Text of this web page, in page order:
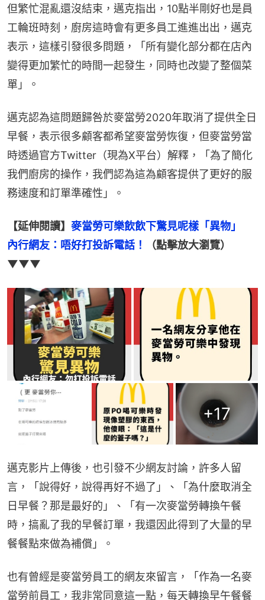
但繁忙混亂還沒結束，邁克指出，10點半剛好也是員
工輪班時刻，廚房這時會有更多員工進進出出，邁克
表示，這樣引發很多問題，「所有變化部分都在店內
變得更加繁忙的時間一起發生，同時也改變了整個菜
單」。
邁克認為這問題歸咎於麥當勞2020年取消了提供全日
早餐，表示很多顧客都希望麥當勞恢復，但麥當勞當
時透過官方Twitter（現為X平台）解釋，「為了簡化
我們廚房的操作，我們認為這為顧客提供了更好的服
務速度和訂單準確性」。
【延伸閱讀】 麥當勞可樂飲飲下驚見呢樣「異物」
內行網友：唔好打投訴電話！
（點擊放大瀏覽）
▼▼▼
+17
邁克影片上傳後，也引發不少網友討論，許多人留
言，「說得好，說得再好不過了」、「為什麼取消全
日早餐？那是最好的」、「有一次麥當勞轉換午餐
時，搞亂了我的早餐訂單，我還因此得到了大量的早
餐餐點來做為補償」。
也有曾經是麥當勞員工的網友來留言，「作為一名麥
當勞前員工，我非常同意這一點，每天轉換早午餐餐